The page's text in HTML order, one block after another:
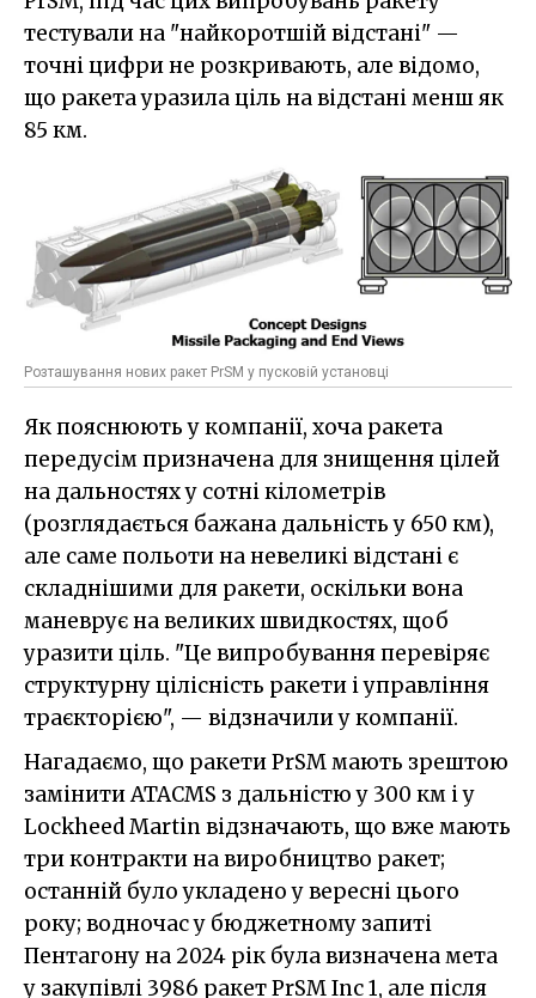
тестували на "найкоротшій відстані" —
точні цифри не розкривають, але відомо,
що ракета уразила ціль на відстані менш як
85 км.
Розташування нових ракет PrSM у пусковій установці
Як пояснюють у компанії, хоча ракета
передусім призначена для знищення цілей
на дальностях у сотні кілометрів
(розглядається бажана дальність у 650 км),
але саме польоти на невеликі відстані є
складнішими для ракети, оскільки вона
маневрує на великих швидкостях, щоб
уразити ціль. "Це випробування перевіряє
структурну цілісність ракети і управління
траєкторією", — відзначили у компанії.
Нагадаємо, що ракети PrSM мають зрештою
замінити ATACMS з дальністю у 300 км і у
Lockheed Martin відзначають, що вже мають
три контракти на виробництво ракет;
останній було укладено у вересні цього
року; водночас у бюджетному запиті
Пентагону на 2024 рік була визначена мета
у закупівлі 3986 ракет PrSM Inc 1, але після